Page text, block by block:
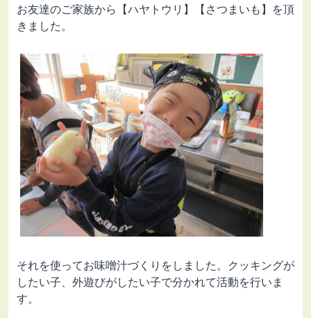
お友達のご家族から【ハヤトウリ】【さつまいも】を頂
きました。
それを使ってお味噌汁づくりをしました。クッキングが
したい子、外遊びがしたい子で分かれて活動を行いま
す。